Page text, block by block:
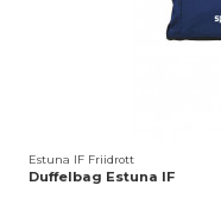
Estuna IF Friidrott
Duffelbag Estuna IF